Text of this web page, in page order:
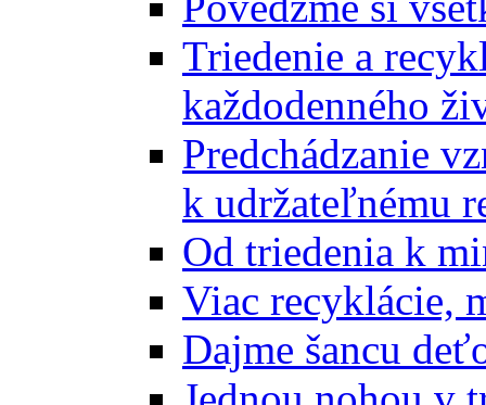
Triedenie a
každodenného
Predchádzanie
k udržateľnému
Od triedenia k
Viac recyklácie,
Dajme šancu